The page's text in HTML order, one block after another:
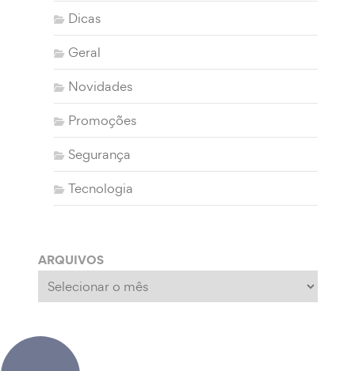
Dicas
Geral
Novidades
Promoções
Segurança
Tecnologia
ARQUIVOS
Arquivos